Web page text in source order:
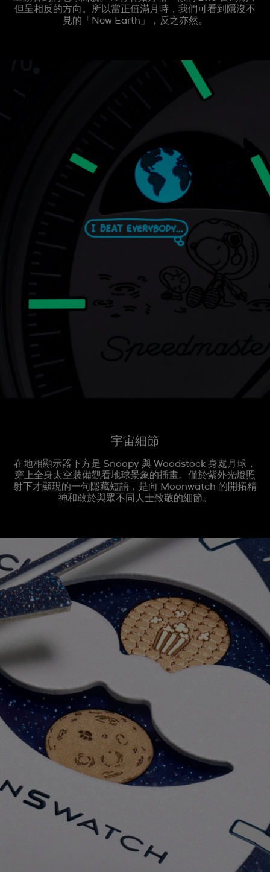
但呈相反的方向。所以當正值滿月時，我們可看到隱沒不
見的「New Earth」，反之亦然。
宇宙細節
在地相顯示器下方是 Snoopy 與 Woodstock 身處月球，
穿上全身太空裝備觀看地球景象的插畫。僅於紫外光燈照
射下才顯現的一句隱藏短語，是向 Moonwatch 的開拓精
神和敢於與眾不同人士致敬的細節。